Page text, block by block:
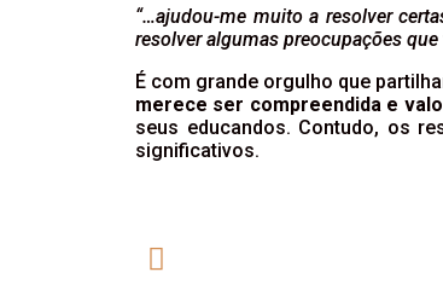
“…ajudou-me muito a resolver
resolver algumas preocupações
É com grande orgulho que
merece ser compreendida e
seus educandos. Contudo, os
significativos.